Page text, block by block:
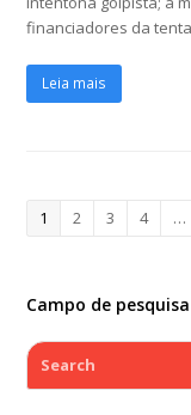
financiadores da
Leia mais
Page
1 Page
2 Page
3 Page
4 …
Campo de pesquisa
Search